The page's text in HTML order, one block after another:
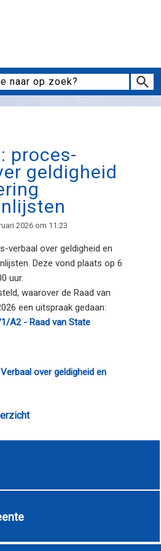
proces-
geldigheid
2026 om 11:23
verbaal over geldigheid en
Deze vond plaats op 6
uur.
waarover de Raad van
een uitspraak gedaan:
A2 - Raad van State
over geldigheid en